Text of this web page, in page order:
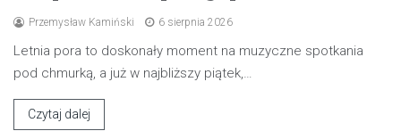
Przemysław Kamiński 6 sierpnia 2026
Letnia pora to doskonały moment na muzyczne spotkania
pod chmurką, a już w najbliższy piątek,…
Czytaj dalej